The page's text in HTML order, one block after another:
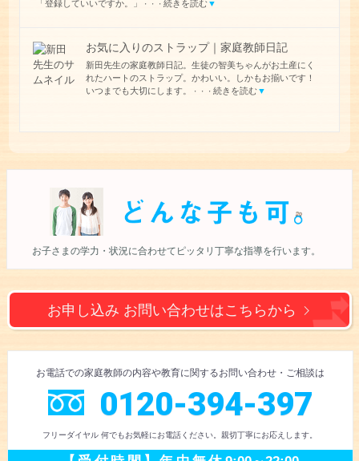
「登録していいですか。」
・・・ 続きを読む▼
お気に入りのストラップ｜家庭教師日記
新田先生の家庭教師日記。生徒の智美ちゃんがお土産にく
れたハートのストラップ。かわいい。しかもお揃いです！
いつまでも大切にします。
・・・ 続きを読む▼
お子さまの学力・状況に合わせて ピッタリ丁寧な指導を行います。
お申し込み お問い合わせはこちらから
お電話での家庭教師の内容や教育に関するお問い合わせ・ご相談は
0120-394-397
フリーダイヤル 何でもお気軽にお電話ください。親切丁寧にお応えします。